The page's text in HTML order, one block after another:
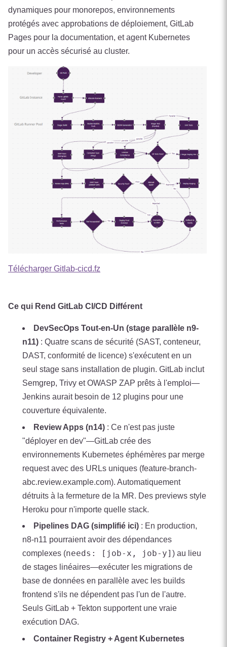
dynamiques pour monorepos, environnements
protégés avec approbations de déploiement, GitLab
Pages pour la documentation, et agent Kubernetes
pour un accès sécurisé au cluster.
Télécharger Gitlab-cicd.fz
Ce qui Rend GitLab CI/CD Différent
DevSecOps Tout-en-Un (stage parallèle n9-
n11) : Quatre scans de sécurité (SAST, conteneur,
DAST, conformité de licence) s'exécutent en un
seul stage sans installation de plugin. GitLab inclut
Semgrep, Trivy et OWASP ZAP prêts à l'emploi—
Jenkins aurait besoin de 12 plugins pour une
couverture équivalente.
Review Apps (n14) : Ce n'est pas juste
"déployer en dev"—GitLab crée des
environnements Kubernetes éphémères par merge
request avec des URLs uniques (feature-branch-
abc.review.example.com). Automatiquement
détruits à la fermeture de la MR. Des previews style
Heroku pour n'importe quelle stack.
Pipelines DAG (simplifié ici) : En production,
n8-n11 pourraient avoir des dépendances
complexes (needs: [job-x, job-y] ) au lieu
de stages linéaires—exécuter les migrations de
base de données en parallèle avec les builds
frontend s'ils ne dépendent pas l'un de l'autre.
Seuls GitLab + Tekton supportent une vraie
exécution DAG.
Container Registry + Agent Kubernetes